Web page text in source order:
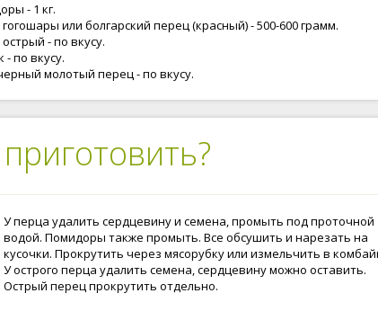
- 1 кг.
или болгарский перец (красный) - 500-600 грамм.
- по вкусу.
- по вкусу.
молотый перец - по вкусу.
У перца удалить сердцевину и семена, промыть под проточной
водой. Помидоры также промыть. Все обсушить и нарезать на
кусочки. Прокрутить через мясорубку или измельчить в
У острого перца удалить семена, сердцевину можно оставить.
Острый перец прокрутить отдельно.